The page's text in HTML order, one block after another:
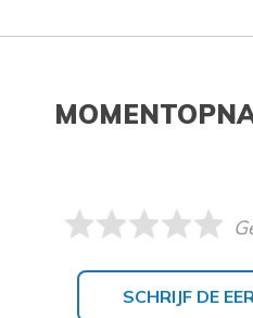
SCHRIJF DE